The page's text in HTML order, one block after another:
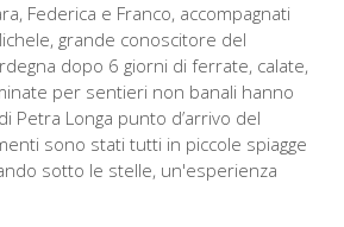
Federica e Franco, accompagnati
grande conoscitore del
dopo 6 giorni di ferrate, calate,
per sentieri non banali hanno
Petra Longa punto d’arrivo del
sono stati tutti in piccole spiagge
sotto le stelle, un'esperienza